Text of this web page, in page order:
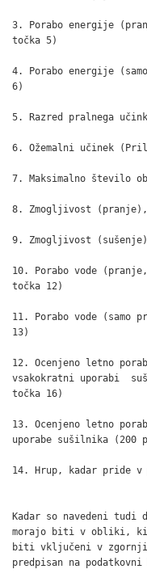
3. Porabo energije
točka 5)
4. Porabo energije
6)
5. Razred pralnega
6. Ožemalni učinek
7. Maksimalno število
8. Zmogljivost
9. Zmogljivost
10. Porabo vode
točka 12)
11. Porabo vode
13)
12. Ocenjeno letno
vsakokratni uporabi
točka 16)
13. Ocenjeno letno
uporabe sušilnika (200
14. Hrup, kadar pride
Kadar so navedeni tudi
morajo biti v obliki, ki
biti vključeni v zgornji
predpisan na